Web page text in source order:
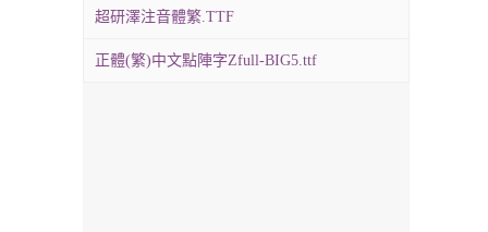
超研澤注音體繁.TTF
正體(繁)中文點陣字Zfull-BIG5.ttf